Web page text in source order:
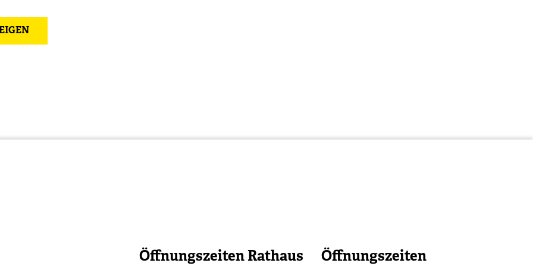
Öffnungszeiten Rathaus Öffnungszeiten